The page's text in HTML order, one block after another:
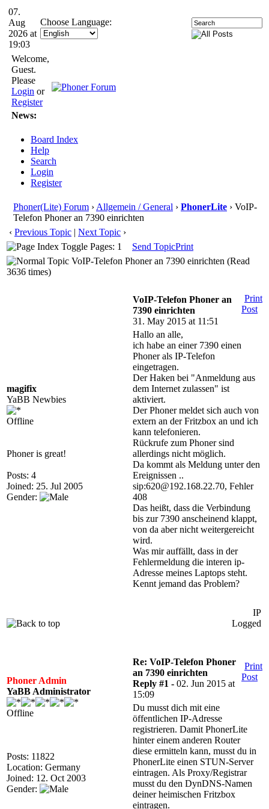
07.
Aug
2026 at
19:03
Choose Language:
Welcome,
Guest.
Please
Login or
Register
News:
Board Index
Help
Search
Login
Register
Phoner(Lite) Forum › Allgemein / General › PhonerLite › VoIP-
Telefon Phoner an 7390 einrichten
‹ Previous Topic | Next Topic ›
Pages: 1
Send TopicPrint
VoIP-Telefon Phoner an 7390 einrichten (Read
3636 times)
magifix
YaBB Newbies
Offline
Phoner is great!
Posts: 4
Joined: 25. Jul 2005
Gender:
VoIP-Telefon Phoner an
7390 einrichten
31. May 2015 at 11:51
Print
Post
Hallo an alle,
ich habe an einer 7390 einen
Phoner als IP-Telefon
eingetragen.
Der Haken bei "Anmeldung aus
dem Internet zulassen" ist
aktiviert.
Der Phoner meldet sich auch von
extern an der Fritzbox an und ich
kann telefonieren.
Rückrufe zum Phoner sind
allerdings nicht möglich.
Da kommt als Meldung unter den
Ereignissen ..
sip:620@192.168.22.70, Fehler
408
Das heißt, dass die Verbindung
bis zur 7390 anscheinend klappt,
von da aber nicht weitergereicht
wird.
Was mir auffällt, dass in der
Fehlermeldung die interen ip-
Adresse meines Laptops steht.
Kennt jemand das Problem?
IP
Logged
Phoner Admin
YaBB Administrator
Offline
Posts: 11822
Location: Germany
Joined: 12. Oct 2003
Gender:
Re: VoIP-Telefon Phoner
an 7390 einrichten
Reply #1 - 02. Jun 2015 at
15:09
Print
Post
Du musst dich mit eine
öffentlichen IP-Adresse
registrieren. Damit PhonerLite
hinter einem anderen Router
diese ermitteln kann, musst du in
PhonerLite einen STUN-Server
eintragen. Als Proxy/Registrar
musst du den DynDNS-Namen
deiner heimischen Fritzbox
eintragen.